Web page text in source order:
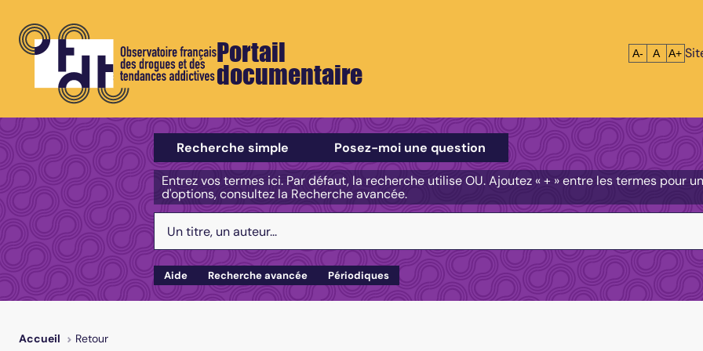
Portail
documentaire
Réduire le
A- A A+
Sélectionner un type de recherche
Recherche simple
Posez-moi une question
Entrez vos termes ici. Par défaut, la recherche utilise OU. Ajoutez « + » entre les termes pour
d'options, consultez la Recherche avancée.
Aide Recherche avancée Périodiques
Accueil Retour